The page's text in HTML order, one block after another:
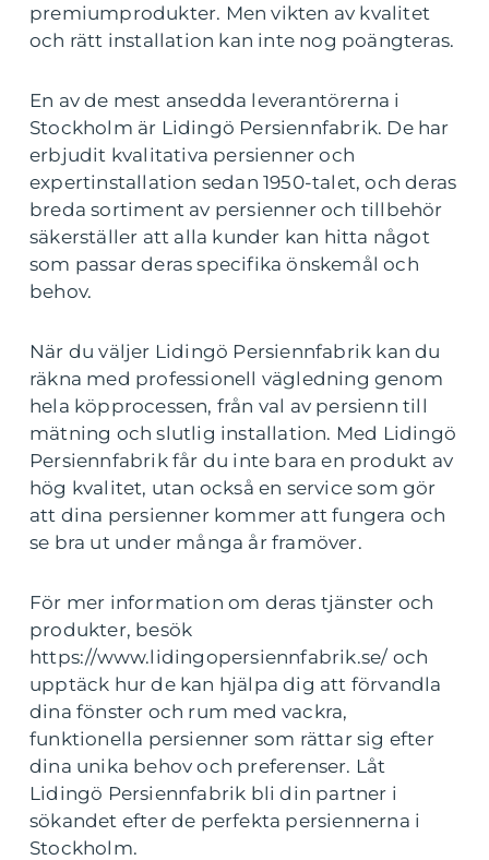
premiumprodukter. Men vikten av kvalitet
och rätt installation kan inte nog poängteras.
En av de mest ansedda leverantörerna i
Stockholm är Lidingö Persiennfabrik. De har
erbjudit kvalitativa persienner och
expertinstallation sedan 1950-talet, och deras
breda sortiment av persienner och tillbehör
säkerställer att alla kunder kan hitta något
som passar deras specifika önskemål och
behov.
När du väljer Lidingö Persiennfabrik kan du
räkna med professionell vägledning genom
hela köpprocessen, från val av persienn till
mätning och slutlig installation. Med Lidingö
Persiennfabrik får du inte bara en produkt av
hög kvalitet, utan också en service som gör
att dina persienner kommer att fungera och
se bra ut under många år framöver.
För mer information om deras tjänster och
produkter, besök
https://www.lidingopersiennfabrik.se/ och
upptäck hur de kan hjälpa dig att förvandla
dina fönster och rum med vackra,
funktionella persienner som rättar sig efter
dina unika behov och preferenser. Låt
Lidingö Persiennfabrik bli din partner i
sökandet efter de perfekta persiennerna i
Stockholm.